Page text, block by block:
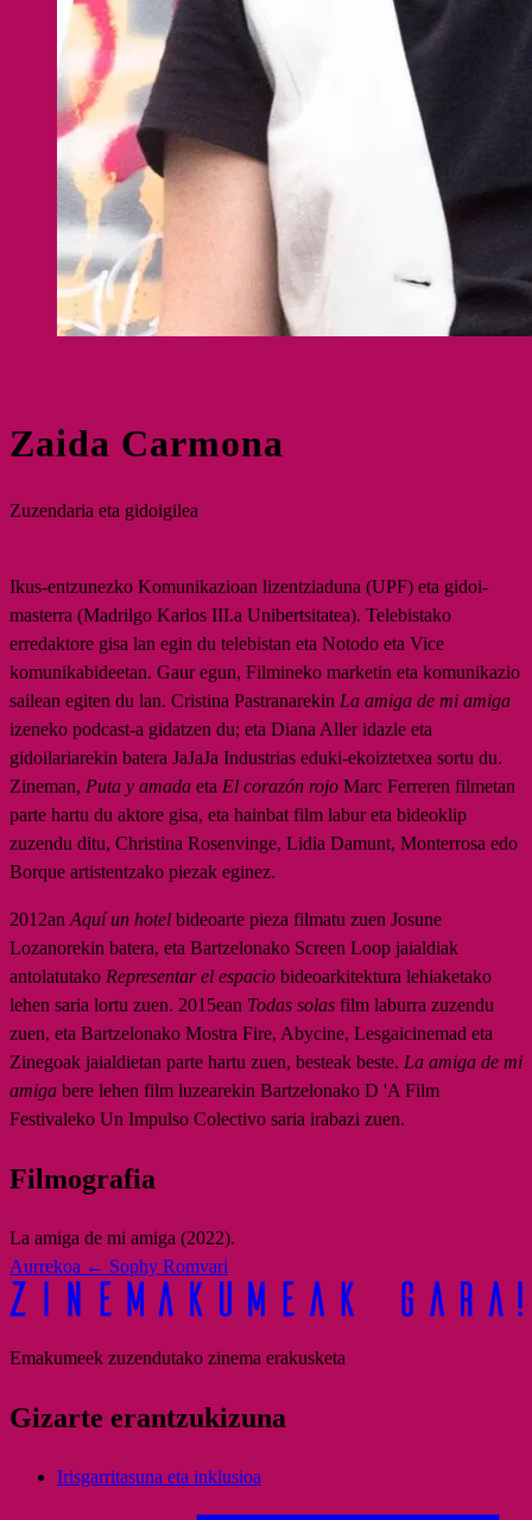
Zaida Carmona
Zuzendaria eta gidoigilea
Ikus-entzunezko Komunikazioan lizentziaduna (UPF) eta gidoi-
masterra (Madrilgo Karlos III.a Unibertsitatea). Telebistako
erredaktore gisa lan egin du telebistan eta Notodo eta Vice
komunikabideetan. Gaur egun, Filmineko marketin eta komunikazio
sailean egiten du lan. Cristina Pastranarekin La amiga de mi amiga
izeneko podcast-a gidatzen du; eta Diana Aller idazle eta
gidoilariarekin batera JaJaJa Industrias eduki-ekoiztetxea sortu du.
Zineman, Puta y amada eta El corazón rojo Marc Ferreren filmetan
parte hartu du aktore gisa, eta hainbat film labur eta bideoklip
zuzendu ditu, Christina Rosenvinge, Lidia Damunt, Monterrosa edo
Borque artistentzako piezak eginez.
2012an Aquí un hotel bideoarte pieza filmatu zuen Josune
Lozanorekin batera, eta Bartzelonako Screen Loop jaialdiak
antolatutako Representar el espacio bideoarkitektura lehiaketako
lehen saria lortu zuen. 2015ean Todas solas film laburra zuzendu
zuen, eta Bartzelonako Mostra Fire, Abycine, Lesgaicinemad eta
Zinegoak jaialdietan parte hartu zuen, besteak beste. La amiga de mi
amiga bere lehen film luzearekin Bartzelonako D 'A Film
Festivaleko Un Impulso Colectivo saria irabazi zuen.
Filmografia
La amiga de mi amiga (2022).
Aurrekoa ← Sophy Romvari
Emakumeek zuzendutako zinema erakusketa
Gizarte erantzukizuna
Irisgarritasuna eta inklusioa